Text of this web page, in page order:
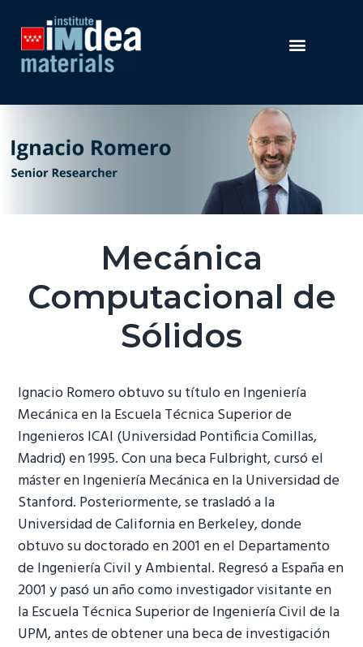
Mecánica
Computacional de
Sólidos
Ignacio Romero obtuvo su título en Ingeniería
Mecánica en la Escuela Técnica Superior de
Ingenieros ICAI (Universidad Pontificia Comillas,
Madrid) en 1995. Con una beca Fulbright, cursó el
máster en Ingeniería Mecánica en la Universidad de
Stanford. Posteriormente, se trasladó a la
Universidad de California en Berkeley, donde
obtuvo su doctorado en 2001 en el Departamento
de Ingeniería Civil y Ambiental. Regresó a España en
2001 y pasó un año como investigador visitante en
la Escuela Técnica Superior de Ingeniería Civil de la
UPM, antes de obtener una beca de investigación